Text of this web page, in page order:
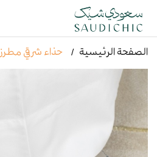
الصفحة الرئيسية حذاء شرقي مطرز